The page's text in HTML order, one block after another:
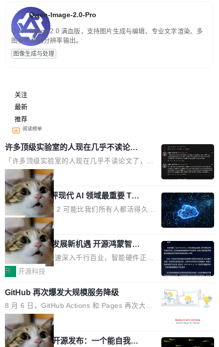
Qwen-Image-2.0-Pro
Qwen-Image-2.0 满血版，支持图片生成与编辑、专业文字渲染、多
图参考和高分辨率输出。
图像生成与处理
关注
最新
推荐
阅读榜单
许多顶级实验室的人现在几乎不读论文
了
「许多顶级实验室的人现在几乎不读论文了，而
且他们认为 ICLR/ICML/NeurIPS 充斥着大量过
度宣传和欺诈。」 OpenAI 研究员 Keller Jorda
n 这条推文引发了广泛讨论。他不是在说风凉
话，他是说出了一个圈内人尽皆知但很少公开捅
破的事实。 Jordan 随后补充了一句软化声明：
「我不认为这些会议上大部分论文都在过度宣传
或造假。问题是，作为读者，如果你筛选出那些
看起来最令人兴奋的论文，那它们大部分都是过
度宣传的。」 这才是真正的痛点。不是所有论文
都有问题，是最吸引眼球的那批论文最有问题。
他引用的帖子来自 Mathew Shen，一位 ICLR 2
026 的读者：「看了篇 ...
局
xAI 前工程师评现代 AI 领域最重要 Top
3 开源项目
Flash Attention 2 可能比我们所有人都活得久。
这句话不是来自某个技术博客，而是出自 Hieu
Pham 的一条推文。Hieu Pham 是谁？他是 xAI
的早期工程师之一，在 Grok 训练基础设施团队
工作过。近日他在 X 上发了一条帖子，列出了他
认为现代 AI 领域最重要的三个开源项目。 第一
个名字毫无悬念：Flash Attention 2。 Hieu 的
理由很具体。FA 系列不需要解释，但 FA2 是他
认为最重要的一个——复杂度恰到好处，刚好能
驱动你去学 CuTe，但还没被那些"邪恶的" Hopp
er++ 优化所淹没，足够容易修改和适配。 更关
键的是 FA2 的持久性...
局
共商智能硬件发展新机遇 开源鸿蒙智能
硬件开发者日杭州站即将举行
随着万物智联加速深入千行百业，智能硬件正从
单点设备迈向智能化、网联化、协同化发展。作
鸿蒙通过统一技术底座和分布式能力，为不同类
型智能设备的开发、连接与互联提供关键支撑，
也为产业链企业探索产品创新与商业增长打开新
的空间。 8月14日，开源鸿蒙智能硬件开发者日
（OHDD：OpenHarmony Hardware Develope
开 开源科技
GitHub 再次爆发大规模服务降级
8 月 6 日，GitHub Actions 和 Pages 再次大规
模服务降级，Actions 完全不可用超过 5 小时，
webhook 停发，连自托管 runner 也因调度层故
障无法工作。Pages、Copilot code review、C
局
Prime Agent 开源发布：一个能自我改